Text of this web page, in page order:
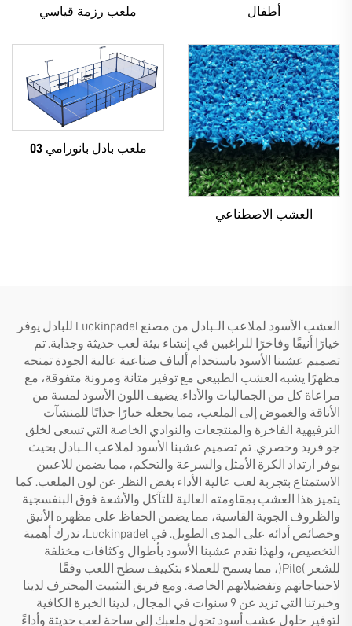
أطفال ملعب رزمة قياسي
العشب الاصطناعي
ملعب بادل بانورامي 03
العشب الأسود لملاعب الـبادل من مصنع Luckinpadel للبادل يوفر
خيارًا أنيقًا وفاخرًا للراغبين في إنشاء بيئة لعب حديثة وجذابة. تم
تصميم عشبنا الأسود باستخدام ألياف صناعية عالية الجودة تمنحه
مظهرًا يشبه العشب الطبيعي مع توفير متانة ومرونة متفوقة، مع
مراعاة كل من الجماليات والأداء. يضيف اللون الأسود لمسة من
الأناقة والغموض إلى الملعب، مما يجعله خيارًا جذابًا للمنشآت
الترفيهية الفاخرة والمنتجعات والنوادي الخاصة التي تسعى لخلق
جو فريد وحصري. تم تصميم عشبنا الأسود لملاعب الـبادل بحيث
يوفر ارتداد الكرة الأمثل والسرعة والتحكم، مما يضمن للاعبين
الاستمتاع بتجربة لعب عالية الأداء بغض النظر عن لون الملعب. كما
يتميز هذا العشب بمقاومته العالية للتآكل والأشعة فوق البنفسجية
والظروف الجوية القاسية، مما يضمن الحفاظ على مظهره الأنيق
وخصائص أدائه على المدى الطويل. في Luckinpadel، ندرك أهمية
التخصيص، ولهذا نقدم عشبنا الأسود بأطوال وكثافات مختلفة
للشعر (Pile)، مما يسمح للعملاء بتكييف سطح اللعب وفقًا
لاحتياجاتهم وتفضيلاتهم الخاصة. ومع فريق التثبيت المحترف لدينا
وخبرتنا التي تزيد عن 9 سنوات في المجال، لدينا الخبرة الكافية
لتوفير حلول عشب أسود تحول ملعبك إلى ساحة لعب حديثة وأداءً